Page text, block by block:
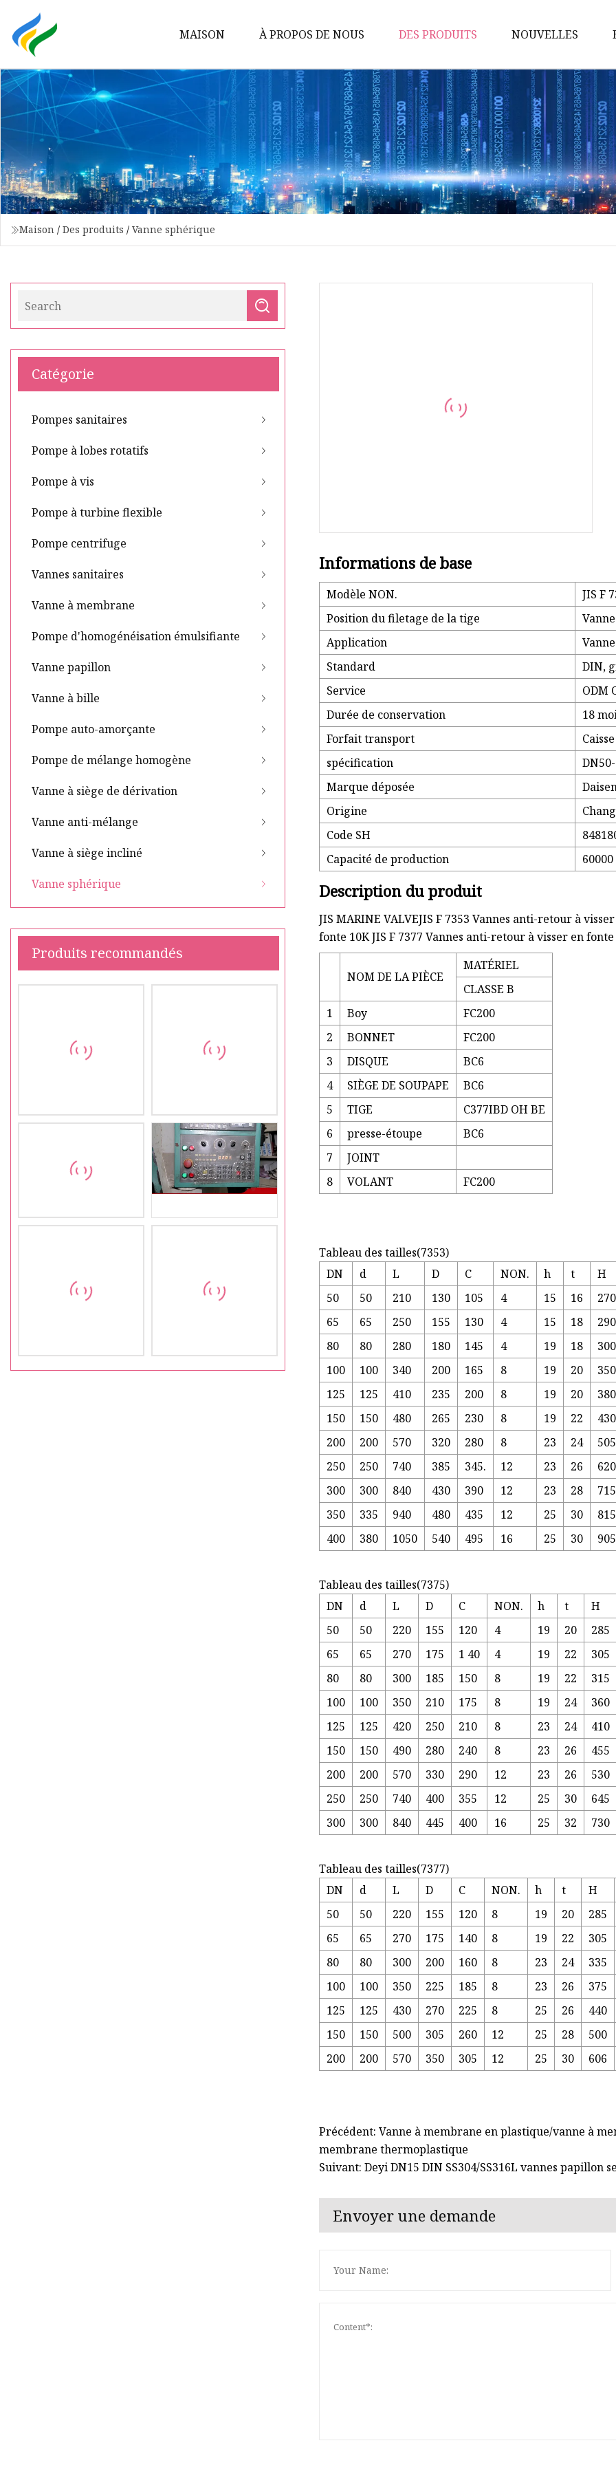
MAISON À PROPOS DE NOUS DES PRODUITS
Pompes sanitaires
Pompe à lobes rotatifs
Pompe à vis
Pompe à turbine flexible
Pompe centrifuge
Vannes sanitaires
Vanne à siège de dérivation
NOUVELLES
Maison / Des produits / Vanne sphérique
Catégorie
Pompes sanitaires
Pompe à lobes rotatifs
Pompe à vis
Pompe à turbine flexible
Pompe centrifuge
Vannes sanitaires
Vanne à membrane
Pompe d'homogénéisation émulsifiante
Vanne papillon
Vanne à bille
Pompe auto-amorçante
Pompe de mélange homogène
Vanne à siège de dérivation
Vanne anti-mélange
Vanne à siège incliné
Vanne sphérique
Produits recommandés
Informations de base
Modèle NON.
JIS F
Position du filetage de la tige
Application
Standard
DIN,
Service
ODM
Durée de conservation
18
Forfait transport
spécification
Marque déposée
Origine
Code SH
Capacité de production
Description du produit
JIS MARINE VALVEJIS F 7353 Vannes anti-retour à
fonte 10K JIS F 7377 Vannes anti-retour à visser en
NOM DE LA PIÈCE
MATÉRIEL
CLASSE B
1
Boy
FC200
2
BONNET
FC200
3
DISQUE
BC6
4
SIÈGE DE SOUPAPE
BC6
5
TIGE
C377IBD OH BE
6
presse-étoupe
BC6
7
JOINT
8
VOLANT FC200
Tableau des tailles(7353)
DN
d L D C NON. h t
H
50
50 210 130 105 4 15 16
270
65
65 250 155 130 4 15 18
290
80
80 280 180 145 4 19 18
300
100
100 340 200 165 8 19 20
350
125
125 410 235 200 8 19 20
380
150
150 480 265 230 8 19 22
430
200
200 570 320 280 8 23 24
505
250
250 740 385 345. 12 23 26
620
300
300 840 430 390 12 23 28
715
350
335 940 480 435 12 25 30
815
400
380 1050 540 495 16 25 30 905
Tableau des tailles(7375)
DN
d L D C NON. h t
H
50
50 220 155 120 4 19 20
285
65
65 270 175 1 40 4 19 22
305
80
80 300 185 150 8 19 22
315
100
100 350 210 175 8 19 24
360
125
125 420 250 210 8 23 24
410
150
150 490 280 240 8 23 26
455
200
200 570 330 290 12 23 26
530
250
250 740 400 355 12 25 30
645
300
300 840 445 400 16 25 32 730
Tableau des tailles(7377)
DN
d L D C NON. h t
H
50
50 220 155 120 8 19 20
285
65
65 270 175 140 8 19 22
305
80
80 300 200 160 8 23 24
335
100
100 350 225 185 8 23 26
375
125
125 430 270 225 8 25 26
440
150
150 500 305 260 12 25 28
500
200
200 570 350 305 12 25 30 606
Précédent: Vanne à membrane en plastique/vanne à
membrane thermoplastique
Suivant: Deyi DN15 DIN SS304/SS316L vannes
Envoyer une demande